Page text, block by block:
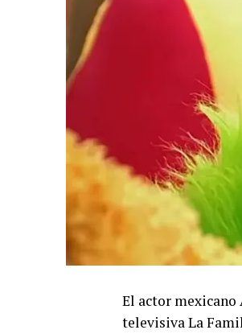
El actor
televisiva La